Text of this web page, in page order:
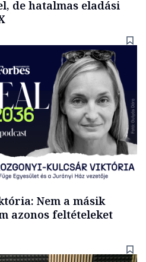
de hatalmas eladási
Nem a másik
azonos feltételeket